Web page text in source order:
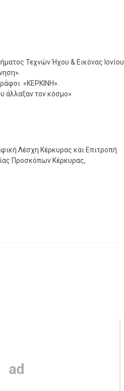
Τεχνών Ήχου & Εικόνας Ιονίου
«ΚΕΡΚΙΝΗ».
άλλαξαν τον κόσμο»
Λέσχη Κέρκυρας και Επιτροπή
Προσκόπων Κέρκυρας,